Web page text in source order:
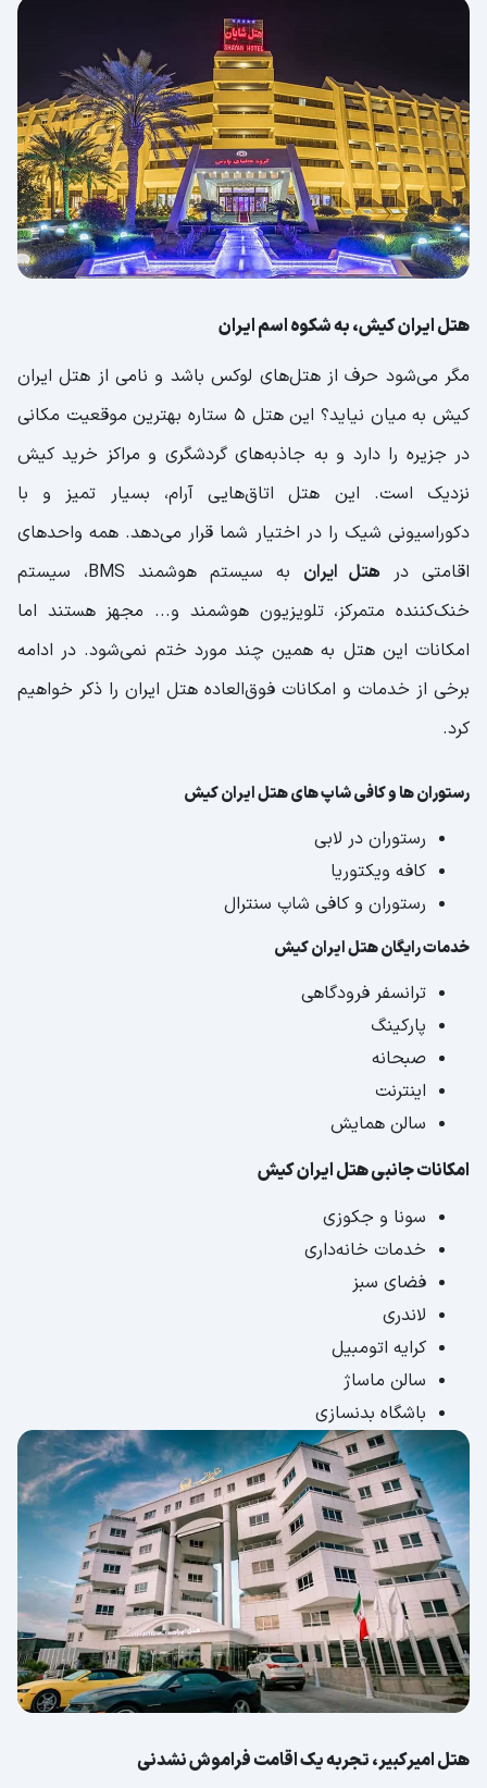
هتل ایران کیش، به شکوه اسم ایران
مگر می‌شود حرف از هتل‌های لوکس باشد و نامی از هتل ایران
کیش به میان نیاید؟ این هتل 5 ستاره بهترین موقعیت مکانی
در جزیره را دارد و به جاذبه‌های گردشگری و مراکز خرید کیش
نزدیک است. این هتل اتاق‌هایی آرام، بسیار تمیز و با
دکوراسیونی شیک را در اختیار شما قرار می‌دهد. همه واحد‌های
اقامتی در هتل ایران
به سیستم هوشمند BMS، سیستم
خنک‌کننده متمرکز، تلویزیون هوشمند و... مجهز هستند اما
امکانات این هتل به همین چند مورد ختم نمی‌شود. در ادامه
برخی از خدمات و امکانات فوق‌العاده هتل ایران را ذکر خواهیم
کرد.
رستوران ها و کافی شاپ های هتل ایران کیش
رستوران در لابی
کافه ویکتوریا
رستوران و کافی شاپ سنترال
خدمات رایگان هتل ایران کیش
ترانسفر فرودگاهی
پارکینگ
صبحانه
اینترنت
سالن همایش
امکانات جانبی هتل ایران کیش
سونا و جکوزی
خدمات خانه‌داری
فضای سبز
لاندری
کرایه اتومبیل
سالن ماساژ
باشگاه بدنسازی
هتل امیرکبیر، تجربه یک اقامت فراموش نشدنی